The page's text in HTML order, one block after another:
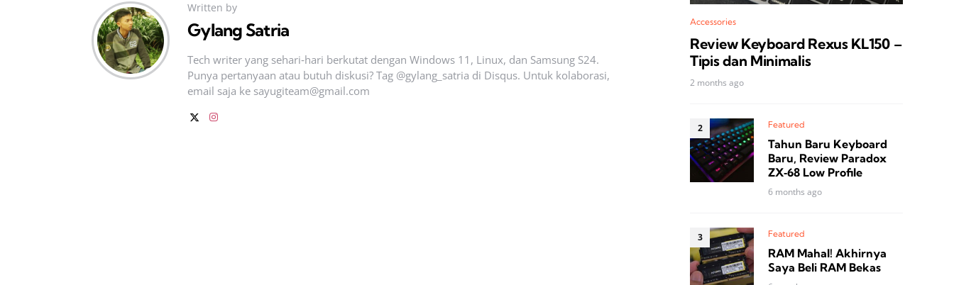
Written by
Gylang Satria
Tech writer yang sehari‑hari berkutat dengan Windows 11, Linux, dan Samsung S24.
Punya pertanyaan atau butuh diskusi? Tag @gylang_satria di Disqus. Untuk kolaborasi,
email saja ke sayugiteam@gmail.com
Accessories
Review Keyboard Rexus KL150 –
Tipis dan Minimalis
2 months ago
Featured
Tahun Baru Keyboard
Baru, Review Paradox
ZX‑68 Low Profile
6 months ago
Featured
RAM Mahal! Akhirnya
Saya Beli RAM Bekas